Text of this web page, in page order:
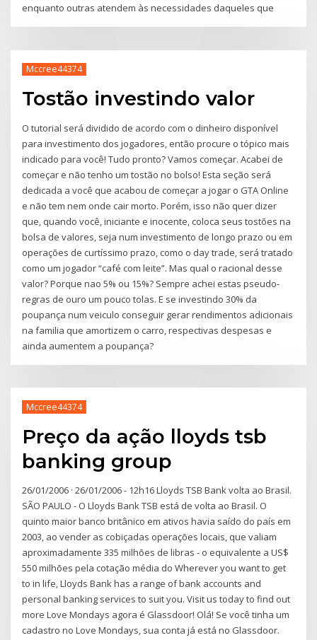
enquanto outras atendem às necessidades daqueles que
Mccree44374
Tostão investindo valor
O tutorial será dividido de acordo com o dinheiro disponível
para investimento dos jogadores, então procure o tópico mais
indicado para você! Tudo pronto? Vamos começar. Acabei de
começar e não tenho um tostão no bolso! Esta seção será
dedicada a você que acabou de começar a jogar o GTA Online
e não tem nem onde cair morto. Porém, isso não quer dizer
que, quando você, iniciante e inocente, coloca seus tostões na
bolsa de valores, seja num investimento de longo prazo ou em
operações de curtíssimo prazo, como o day trade, será tratado
como um jogador “café com leite”. Mas qual o racional desse
valor? Porque nao 5% ou 15%? Sempre achei estas pseudo-
regras de ouro um pouco tolas. E se investindo 30% da
poupança num veiculo conseguir gerar rendimentos adicionais
na familia que amortizem o carro, respectivas despesas e
ainda aumentem a poupança?
Mccree44374
Preço da ação lloyds tsb
banking group
26/01/2006 · 26/01/2006 - 12h16 Lloyds TSB Bank volta ao Brasil.
SÃO PAULO - O Lloyds Bank TSB está de volta ao Brasil. O
quinto maior banco britânico em ativos havia saído do país em
2003, ao vender as cobiçadas operações locais, que valiam
aproximadamente 335 milhões de libras - o equivalente a US$
550 milhões pela cotação média do Wherever you want to get
to in life, Lloyds Bank has a range of bank accounts and
personal banking services to suit you. Visit us today to find out
more Love Mondays agora é Glassdoor! Olá! Se você tinha um
cadastro no Love Mondays, sua conta já está no Glassdoor.